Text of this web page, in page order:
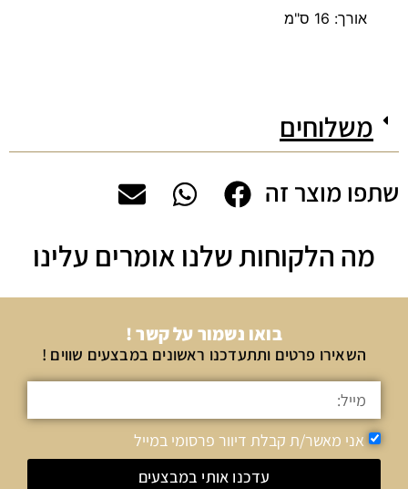
אורך: 16 ס"מ
משלוחים
שתפו מוצר זה
מה הלקוחות שלנו אומרים עלינו
בואו נשמור על קשר !
השאירו פרטים ותתעדכנו ראשונים במבצעים שווים !
אני מאשר/ת קבלת דיוור פרסומי במייל
עדכנו אותי במבצעים